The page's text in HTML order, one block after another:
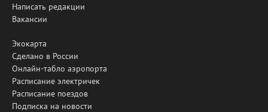
Написать редакции
Вакансии
Экокарта
Сделано в России
Онлайн-табло аэропорта
Расписание электричек
Расписание поездов
Подписка на новости